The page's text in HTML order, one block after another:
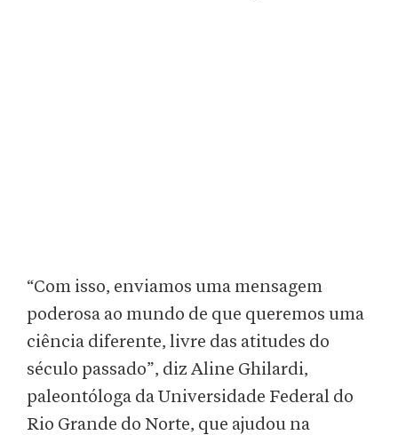
“Com isso, enviamos uma mensagem
poderosa ao mundo de que queremos uma
ciência diferente, livre das atitudes do
século passado”, diz Aline Ghilardi,
paleontóloga da Universidade Federal do
Rio Grande do Norte, que ajudou na